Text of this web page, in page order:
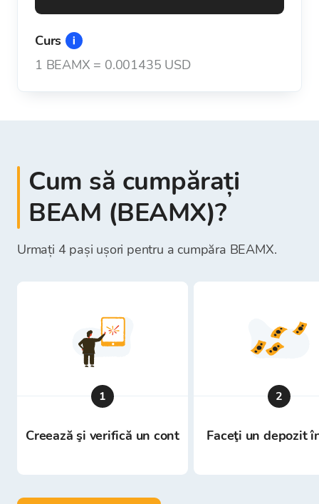
Curs
1 BEAMX = 0.001435 USD
Cum să cumpărați
BEAM (BEAMX)?
Urmați 4 pași ușori pentru a cumpăra BEAMX.
1
Creează şi verifică un cont
2
Faceţi un depozit